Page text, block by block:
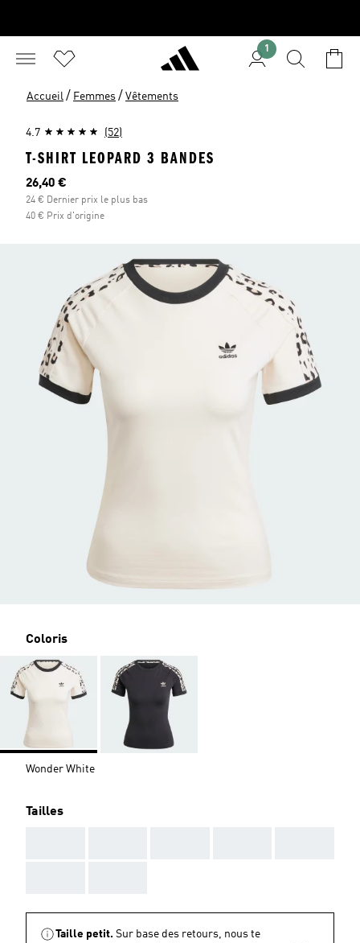
1
Accueil / Femmes / Vêtements
4.7 (52)
T-SHIRT LEOPARD 3 BANDES
Prix actuel
26,40 €
24 € Dernier prix le plus bas
40 € Prix d'origine
Coloris
Wonder White
Tailles
Taille petit. Sur base des retours, nous te